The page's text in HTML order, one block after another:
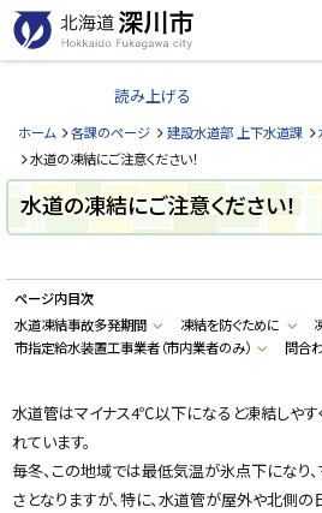
本
文
へ
ー
北
道
深
川
市
H
k
a
d
o
a
g
a
w
a
c
読み上げる
ホーム 各課のページ 建設水道部 上下水道課
水道の凍結にご注意ください！
水道の凍結にご注意ください！
ページ内目次
水道凍結事故多発期間
凍結を防ぐために
市指定給水装置工事業者（市内業者のみ）
問合
水道管はマイナス4℃以下になると凍結しやす
れています。
毎冬、この地域では最低気温が氷点下になり
さとなりますが、特に、水道管が屋外や北側